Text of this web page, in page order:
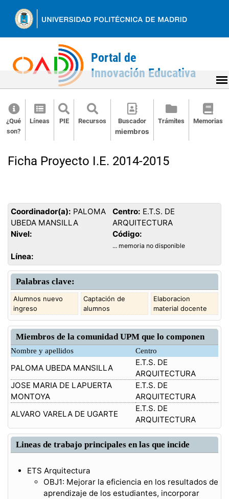
contenido
¿Qué
son?
Líneas PIE Recursos Buscador
miembros
Trámites Memorias
to
Ficha Proyecto I.E. 2014-2015
Coordinador(a): PALOMA
UBEDA MANSILLA
Centro: E.T.S. DE
ARQUITECTURA
Nivel:
Código:
... memoria no disponible
Línea:
Palabras clave:
Alumnos nuevo
ingreso
Captación de
alumnos
Elaboracion
material docente
Miembros de la comunidad UPM que lo componen
Nombre y apellidos Centro
PALOMA UBEDA MANSILLA
E.T.S. DE
ARQUITECTURA
JOSE MARIA DE LAPUERTA
MONTOYA
E.T.S. DE
ARQUITECTURA
ALVARO VARELA DE UGARTE
E.T.S. DE
ARQUITECTURA
Lineas de trabajo principales en las que incide
ETS Arquitectura
OBJ1: Mejorar la eficiencia en los resultados de
aprendizaje de los estudiantes, incorporar